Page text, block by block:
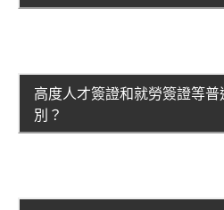
高度人才簽證和就勞簽證等
別？